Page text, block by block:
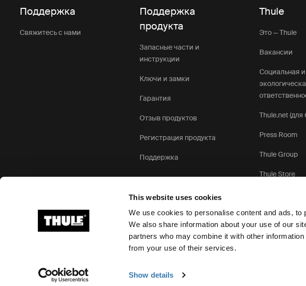
This website uses cookies
We use cookies to personalise content and ads,
We also share information about your use of our
partners who may combine it with other
from your use of their services.
Show details
Поддержка
Свяжитесь с нами
Поддержка
продукта
Запасные части и
инструкции
Ключи и замки
Гарантия
Отзыв продуктов
Регистрация продукта
Поддержка
Thule
Это — Thule
Вакансии
Социальная и
Thule.net (для
Press Room
Thule Group
Thule Store
Ⓒ Thule Group, 2026 г. Все права защищены Уведомление о